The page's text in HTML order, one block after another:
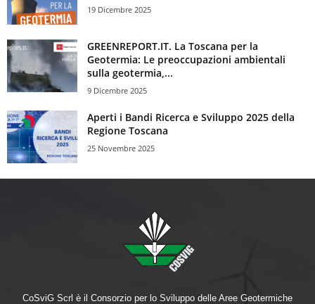
19 Dicembre 2025
GREENREPORT.IT. La Toscana per la
Geotermia: Le preoccupazioni ambientali
sulla geotermia,...
9 Dicembre 2025
Aperti i Bandi Ricerca e Sviluppo 2025 della
Regione Toscana
25 Novembre 2025
CoSviG Scrl è il Consorzio per lo Sviluppo delle Aree Geotermiche